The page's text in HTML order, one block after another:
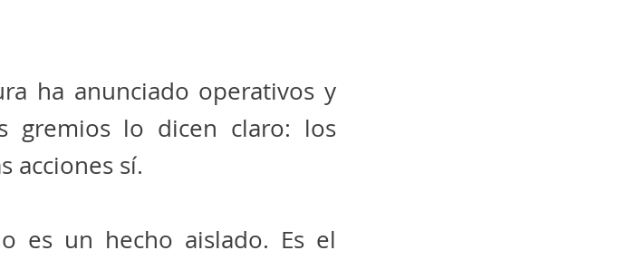
ha anunciado operativos y
gremios lo dicen claro: los
acciones sí.
es un hecho aislado. Es el